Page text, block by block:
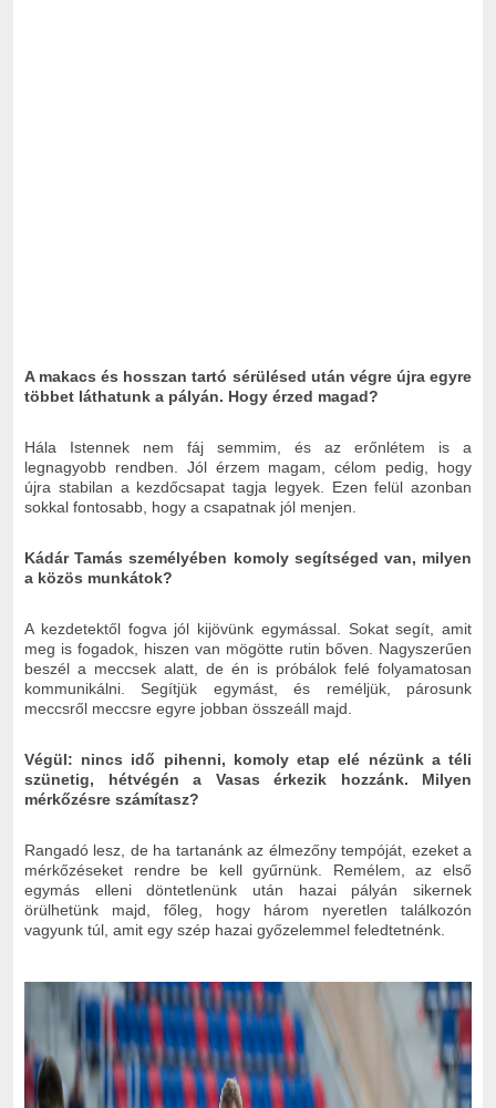
A makacs és hosszan tartó sérülésed után végre újra egyre
többet láthatunk a pályán. Hogy érzed magad?
Hála Istennek nem fáj semmim, és az erőnlétem is a
legnagyobb rendben. Jól érzem magam, célom pedig, hogy
újra stabilan a kezdőcsapat tagja legyek. Ezen felül azonban
sokkal fontosabb, hogy a csapatnak jól menjen.
Kádár Tamás személyében komoly segítséged van, milyen
a közös munkátok?
A kezdetektől fogva jól kijövünk egymással. Sokat segít, amit
meg is fogadok, hiszen van mögötte rutin bőven. Nagyszerűen
beszél a meccsek alatt, de én is próbálok felé folyamatosan
kommunikálni. Segítjük egymást, és reméljük, párosunk
meccsről meccsre egyre jobban összeáll majd.
Végül: nincs idő pihenni, komoly etap elé nézünk a téli
szünetig, hétvégén a Vasas érkezik hozzánk. Milyen
mérkőzésre számítasz?
Rangadó lesz, de ha tartanánk az élmezőny tempóját, ezeket a
mérkőzéseket rendre be kell gyűrnünk. Remélem, az első
egymás elleni döntetlenünk után hazai pályán sikernek
örülhetünk majd, főleg, hogy három nyeretlen találkozón
vagyunk túl, amit egy szép hazai győzelemmel feledtetnénk.